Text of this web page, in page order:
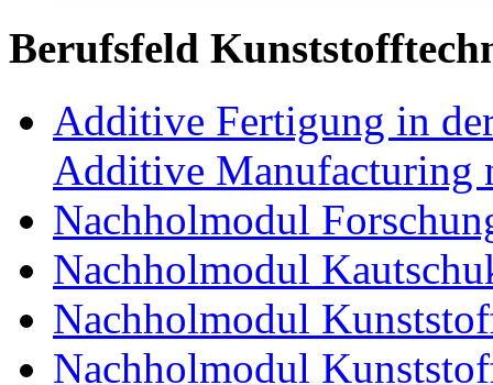
Berufsfeld
Additive Fertigung in
Additive Manufacturing
Nachholmodul
Nachholmodul
Nachholmodul
Nachholmodul